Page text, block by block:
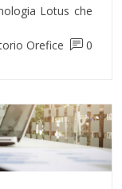
Lotus che
Orefice 0